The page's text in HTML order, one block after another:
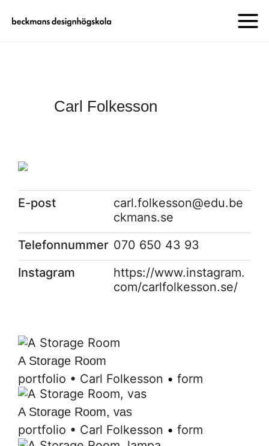
Carl Folkesson
E-post
carl.folkesson@edu.be
ckmans.se
Telefonnummer 070 650 43 93
Instagram
https://www.instagram.
com/carlfolkesson.se/
A Storage Room
portfolio • Carl Folkesson • form
A Storage Room, vas
portfolio • Carl Folkesson • form